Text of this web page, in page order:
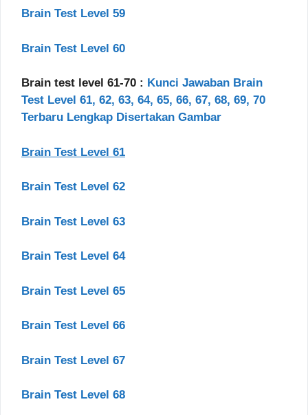
Brain Test Level 59
Brain Test Level 60
Brain test level 61-70 : Kunci Jawaban Brain
Test Level 61, 62, 63, 64, 65, 66, 67, 68, 69, 70
Terbaru Lengkap Disertakan Gambar
Brain Test Level 61
Brain Test Level 62
Brain Test Level 63
Brain Test Level 64
Brain Test Level 65
Brain Test Level 66
Brain Test Level 67
Brain Test Level 68